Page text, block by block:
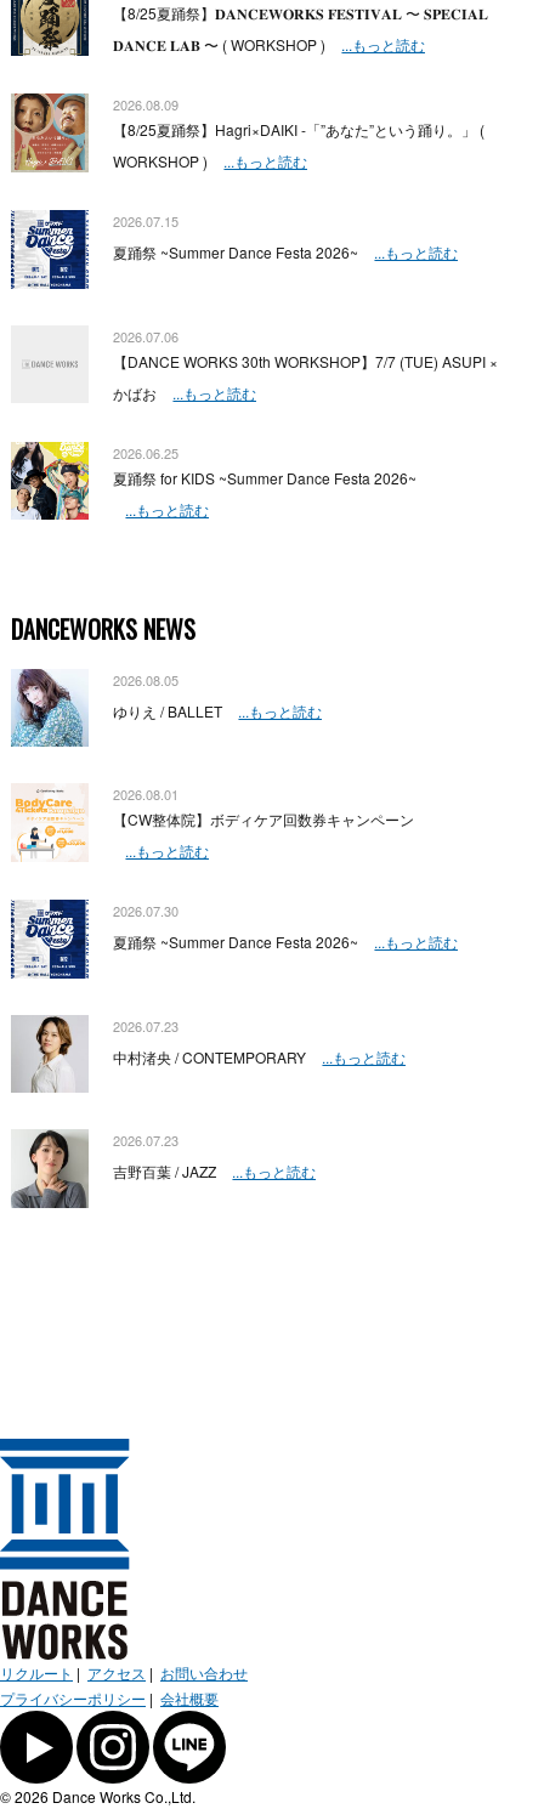
【8/25夏踊祭】𝐃𝐀𝐍𝐂𝐄𝐖𝐎𝐑𝐊𝐒 𝐅𝐄𝐒𝐓𝐈𝐕𝐀𝐋 〜 𝐒𝐏𝐄𝐂𝐈𝐀𝐋
𝐃𝐀𝐍𝐂𝐄 𝐋𝐀𝐁 〜 ( WORKSHOP )
...もっと読む
2026.08.09
【8/25夏踊祭】Hagri×DAIKI -「”あなた”という踊り。」 (
WORKSHOP )
...もっと読む
2026.07.15
夏踊祭 ~Summer Dance Festa 2026~ ...もっと読む
2026.07.06
【DANCE WORKS 30th WORKSHOP】7/7 (TUE) ASUPI ×
かばお
...もっと読む
2026.06.25
夏踊祭 for KIDS ~Summer Dance Festa 2026~
...もっと読む
DANCEWORKS NEWS
2026.08.05
ゆりえ / BALLET ...もっと読む
2026.08.01
【CW整体院】ボディケア回数券キャンペーン
...もっと読む
2026.07.30
夏踊祭 ~Summer Dance Festa 2026~ ...もっと読む
2026.07.23
中村渚央 / CONTEMPORARY ...もっと読む
2026.07.23
吉野百葉 / JAZZ ...もっと読む
リクルート | アクセス | お問い合わせ
プライバシーポリシー | 会社概要
© 2026 Dance Works Co.,Ltd.